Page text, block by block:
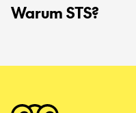
Warum STS?